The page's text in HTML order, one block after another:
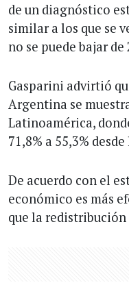
de un diagnóstico
similar a los que se
no se puede bajar
Gasparini advirtió
Argentina se
Latinoamérica,
71,8% a 55,3%
De acuerdo con el
económico es más
que la redistribución